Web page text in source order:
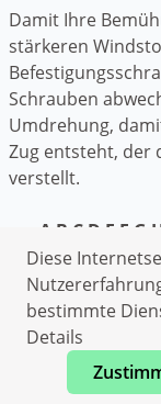
Damit Ihre
stärkeren
Schrauben
Umdrehung,
Zug entsteht, der
verstellt.
A B C D E F G
Diese
bestimmte
Details